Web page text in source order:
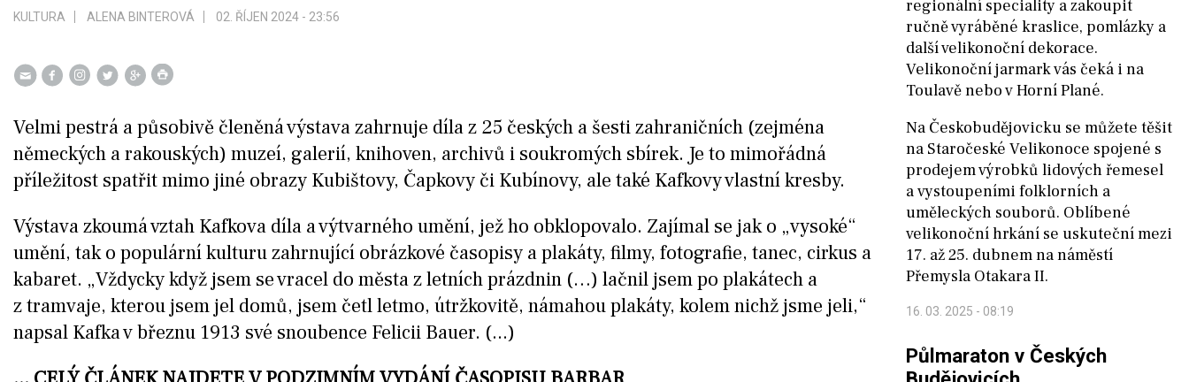
KULTURA ALENA BINTEROVÁ 02. ŘÍJEN 2024 - 23:56
Velmi pestrá a působivě členěná výstava zahrnuje díla z 25 českých a šesti zahraničních (zejména
německých a rakouských) muzeí, galerií, knihoven, archivů i soukromých sbírek. Je to mimořádná
příležitost spatřit mimo jiné obrazy Kubištovy, Čapkovy či Kubínovy, ale také Kafkovy vlastní kresby.
Výstava zkoumá vztah Kafkova díla a výtvarného umění, jež ho obklopovalo. Zajímal se jak o „vysoké“
umění, tak o populární kulturu zahrnující obrázkové časopisy a plakáty, filmy, fotografie, tanec, cirkus a
kabaret. „Vždycky když jsem se vracel do města z letních prázdnin (…) lačnil jsem po plakátech a
z tramvaje, kterou jsem jel domů, jsem četl letmo, útržkovitě, námahou plakáty, kolem nichž jsme jeli,“
napsal Kafka v březnu 1913 své snoubence Felicii Bauer. (...)
regionální speciality a zakoupit
ručně vyráběné kraslice, pomlázky a
další velikonoční dekorace.
Velikonoční jarmark vás čeká i na
Toulavě nebo v Horní Plané.
Na Českobudějovicku se můžete těšit
na Staročeské Velikonoce spojené s
prodejem výrobků lidových řemesel
a vystoupeními folklorních a
uměleckých souborů. Oblíbené
velikonoční hrkání se uskuteční mezi
17. až 25. dubnem na náměstí
Přemysla Otakara II.
16. 03. 2025 - 08:19
Půlmaraton v Českých